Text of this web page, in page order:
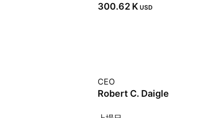
‪300.62 K‬ USD
CEO
Robert C. Daigle